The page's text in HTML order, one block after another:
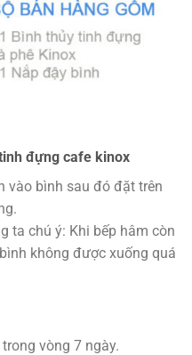
đựng cafe kinox
vào bình sau đó đặt trên
ta chú ý: Khi bếp hâm còn
không được xuống quá
vòng 7 ngày.